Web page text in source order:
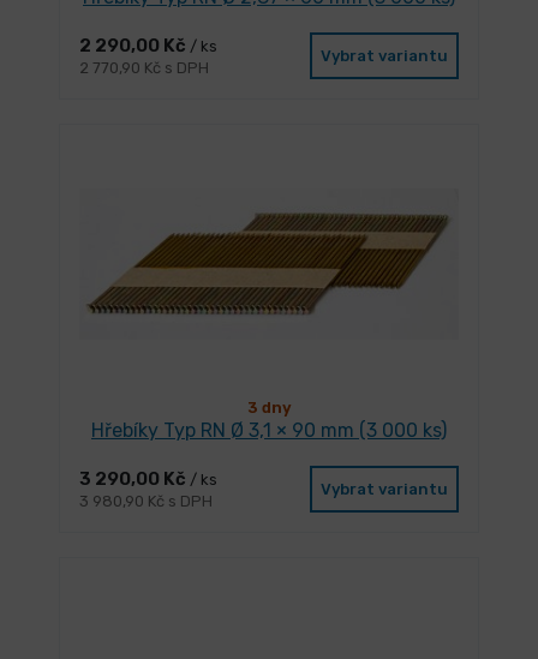
2 290,00 Kč / ks
2 770,90 Kč s DPH
Vybrat variantu
3 dny
Hřebíky Typ RN Ø 3,1 × 90 mm (3 000 ks)
3 290,00 Kč / ks
3 980,90 Kč s DPH
Vybrat variantu